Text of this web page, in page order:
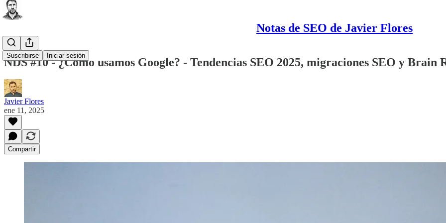
Notas de SEO de Javier Flores
Suscribirse Iniciar sesión
NDS #10 - ¿Cómo usamos Google? - Tendencias SEO 2025, migraciones SEO y Brain
Javier Flores
ene 11, 2025
Compartir